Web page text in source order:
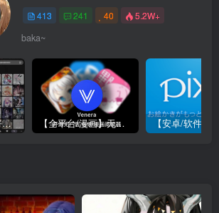
413 241 40 5.2W+
baka~
【安卓/软件】跨平台免代理直连P站 Pixez-Flutter V0.9.105 动图 | 以图搜源 | 批量下载 | Pixiv | 漫画 小说 插图 【全平台/漫画】无广告 漫画阅读器 Venera 支持 禁漫/哔咔/拷贝漫画源 更新 v1.6.3 附带 漫画源 部分地址已更新 安卓 | Mac | IOS | Widows